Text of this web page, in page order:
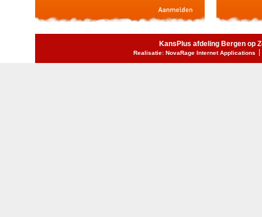
KansPlus afdeling Bergen op
Realisatie: NovaRage Internet Applications